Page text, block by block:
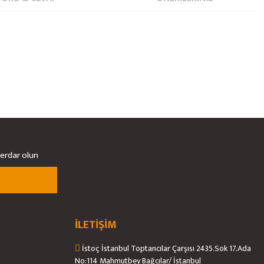
olun
İLETİŞİM
İstoç İstanbul Toptancılar Çarşısı 2435.Sok 17.Ada
No:114 Mahmutbey Bağcılar/ İstanbul